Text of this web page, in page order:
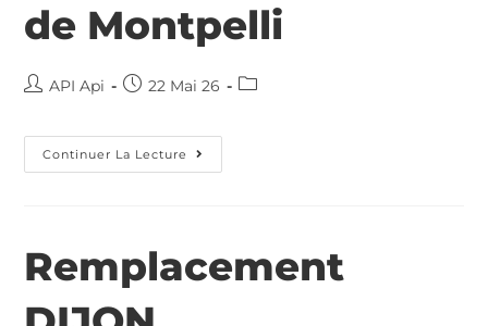
de Montpelli
API Api 22 Mai 26
Continuer La Lecture
Remplacement